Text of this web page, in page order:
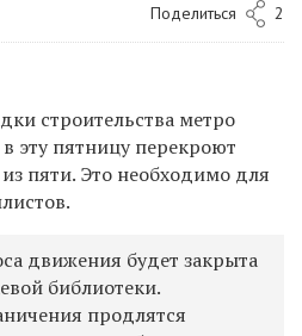
Поделиться 2
строительства метро
эту пятницу перекроют
пяти. Это необходимо для
движения будет закрыта
библиотеки.
продлятся